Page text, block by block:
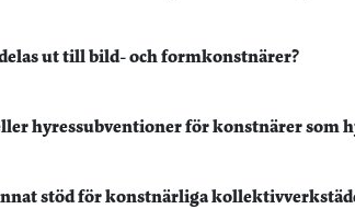
ut till bild- och formkonstnärer?
hyressubventioner för konstnärer som
stöd för konstnärliga